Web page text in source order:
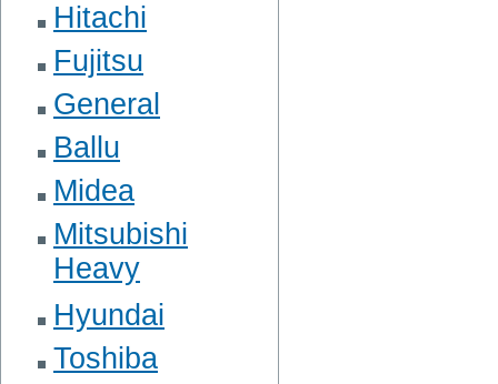
Hitachi
Fujitsu
General
Ballu
Midea
Mitsubishi
Heavy
Hyundai
Toshiba